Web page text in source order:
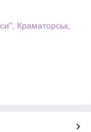
Краматорськ,